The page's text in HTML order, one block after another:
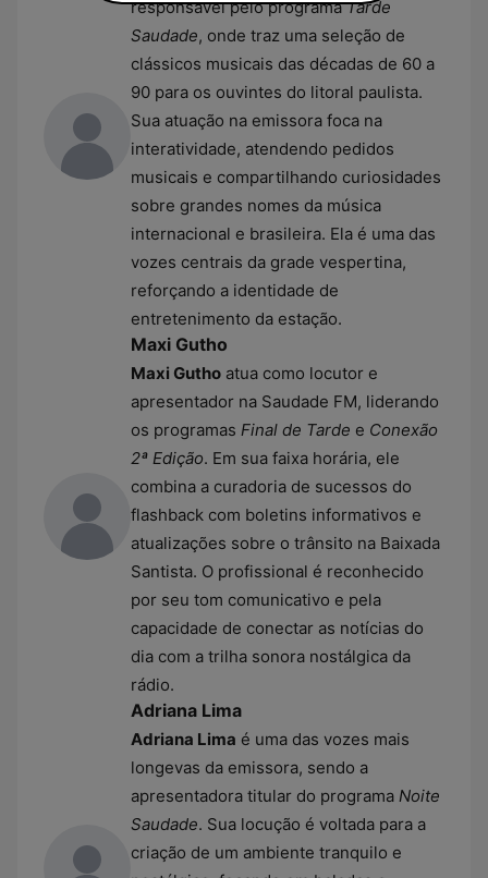
responsável pelo programaTarde
Saudade, onde traz uma seleção de
clássicos musicais das décadas de 60 a
90 para os ouvintes do litoral paulista.
Sua atuação na emissora foca na
interatividade, atendendo pedidos
musicais e compartilhando curiosidades
sobre grandes nomes da música
internacional e brasileira. Ela é uma das
vozes centrais da grade vespertina,
reforçando a identidade de
entretenimento da estação.
Maxi Gutho
Maxi Gutho atua como locutor e
apresentador na Saudade FM, liderando
os programas Final de Tarde e Conexão
2ª Edição. Em sua faixa horária, ele
combina a curadoria de sucessos do
flashback com boletins informativos e
atualizações sobre o trânsito na Baixada
Santista. O profissional é reconhecido
por seu tom comunicativo e pela
capacidade de conectar as notícias do
dia com a trilha sonora nostálgica da
rádio.
Adriana Lima
Adriana Lima é uma das vozes mais
longevas da emissora, sendo a
apresentadora titular do programa Noite
Saudade. Sua locução é voltada para a
criação de um ambiente tranquilo e